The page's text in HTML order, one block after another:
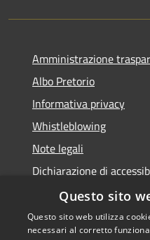
Amministrazione
Albo Pretorio
Informativa privacy
Whistleblowing
Note legali
Dichiarazione di
Feedback accessibilità
Questo sito
Questo sito web utilizza
necessari al corretto